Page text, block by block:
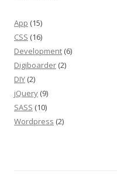
App (15)
CSS (16)
Development (6)
Digiboarder (2)
DIY (2)
jQuery (9)
SASS (10)
Wordpress (2)